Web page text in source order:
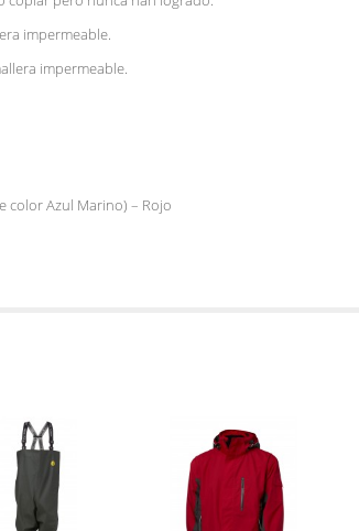
impermeable.
impermeable.
color Azul Marino) – Rojo